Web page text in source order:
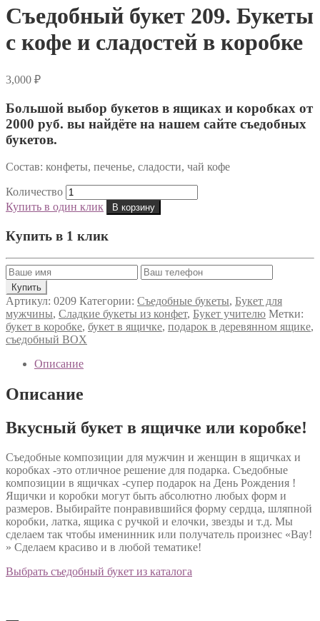
Съедобный букет 209. Букеты
с кофе и сладостей в коробке
3,000 ₽
Большой выбор букетов в ящиках и коробках от
2000 руб. вы найдёте на нашем сайте съедобных
букетов.
Состав: конфеты, печенье, сладости, чай кофе
Количество
Купить в один клик
В корзину
Купить в 1 клик
Артикул: 0209 Категории: Съедобные букеты, Букет для
мужчины, Сладкие букеты из конфет, Букет учителю Метки:
букет в коробке, букет в ящичке, подарок в деревянном ящике,
съедобный BOX
Описание
Описание
Вкусный букет в ящичке или коробке!
Съедобные композиции для мужчин и женщин в ящичках и
коробках -это отличное решение для подарка. Съедобные
композиции в ящичках -супер подарок на День Рождения !
Ящички и коробки могут быть абсолютно любых форм и
размеров. Выбирайте понравившийся форму сердца, шляпной
коробки, латка, ящика с ручкой и елочки, звезды и т.д. Мы
сделаем так чтобы именинник или получатель произнес «Вау!
» Сделаем красиво и в любой тематике!
Выбрать съедобный букет из каталога